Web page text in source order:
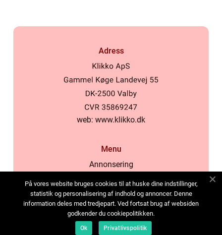
Adress
web: www.klikko.dk
Menu
Annonsering
Cookies
Kontakta oss
Sitemap
På vores website bruges cookies til at huske dine indstillinger,
statistik og personalisering af indhold og annoncer. Denne
information deles med tredjepart. Ved fortsat brug af websiden
godkender du cookiepolitikken.
Ok Privatlivspolitik